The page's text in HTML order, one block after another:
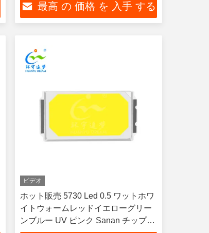
最高 の 価格 を 入手 する
ビデオ
ホット販売 5730 Led 0.5 ワットホワ
イトウォームレッドイエローグリー
ンブルー UV ピンク Sanan チップ